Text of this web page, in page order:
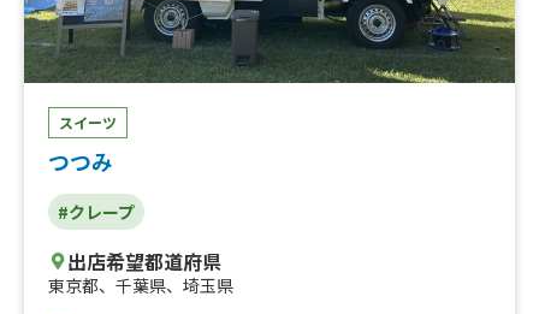
スイーツ
つつみ
#クレープ
出店希望都道府県
東京都、 千葉県、 埼玉県